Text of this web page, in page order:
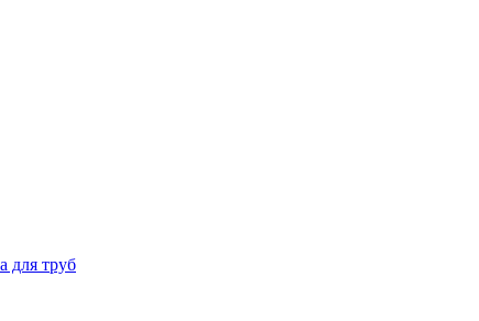
для труб